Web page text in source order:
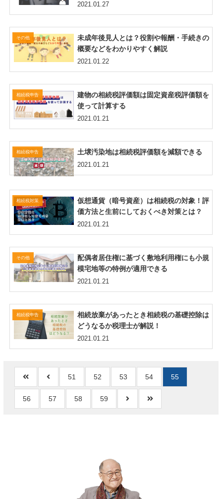
2021.01.27
その他
2021.01.22
未成年後見人とは？役割や報酬・手続きの
概要などをわかりやすく解説
相続税申告
2021.01.21
建物の相続税評価額は固定資産税評価額を
使って計算する
相続税申告
2021.01.21
土壌汚染地は相続税評価額を減額できる
相続税対策
2021.01.21
仮想通貨（暗号資産）は相続税の対象！評
価方法と生前にしておくべき対策とは？
その他
2021.01.21
配偶者居住権に基づく敷地利用権にも小規
模宅地等の特例が適用できる
相続税申告
2021.01.21
相続放棄があったとき相続税の基礎控除は
どうなるか税理士が解説！
51 52 53 54 55
56 57 58 59